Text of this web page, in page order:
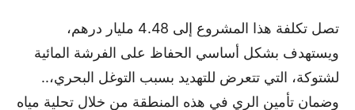
تصل تكلفة هذا المشروع إلى 4.48 مليار درهم،
ويستهدف بشكل أساسي الحفاظ على الفرشة المائية
لشتوكة، التي تتعرض للتهديد بسبب التوغل البحري،..
وضمان تأمين الري في هذه المنطقة من خلال تحلية مياه